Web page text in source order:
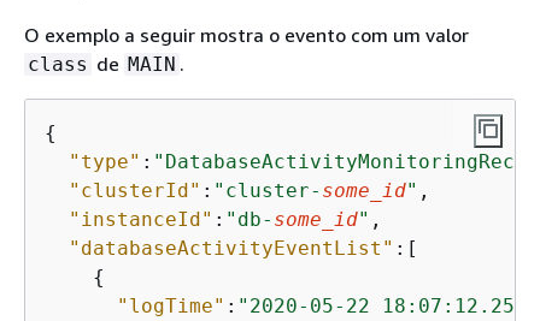
O exemplo a seguir mostra o evento com um valor
class de MAIN .
{
"type" :
"clusterId" : "cluster- some_id" ,
"instanceId" : "db- some_id" ,
"databaseActivityEventList" :[
{
"logTime" : "2020-05-22